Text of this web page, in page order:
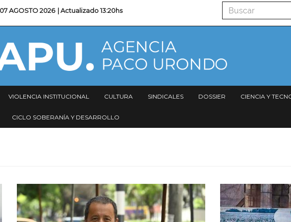
07 AGOSTO 2026 | Actualizado13:20hs Buscar
VIOLENCIA INSTITUCIONAL CULTURA SINDICALES DOSSIER CIENCIA Y
CICLO SOBERANÍA Y DESARROLLO
Imagen Imagen